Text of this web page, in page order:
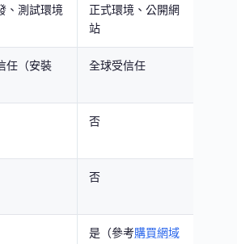
、測試環境
正式環境、公開網
站
任（安裝
全球受信任
否
否
是（參考購買網域